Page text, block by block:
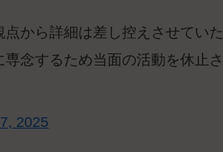
から詳細は差し控えさせていた
念するため当面の活動を休止さ
2025